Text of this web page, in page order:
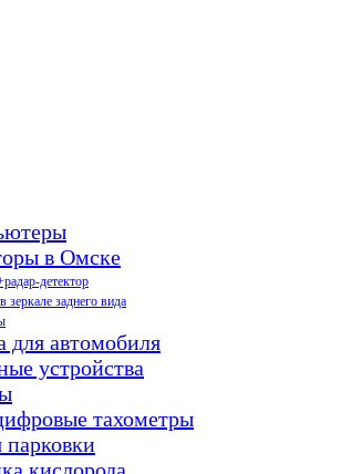
в Омске
детектор
зеркале заднего вида
для автомобиля
устройства
тахометры
парковки